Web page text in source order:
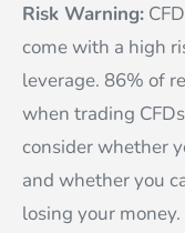
Risk Warning:
come with a high
leverage. 86% of
when trading
consider whether
and whether you
losing your